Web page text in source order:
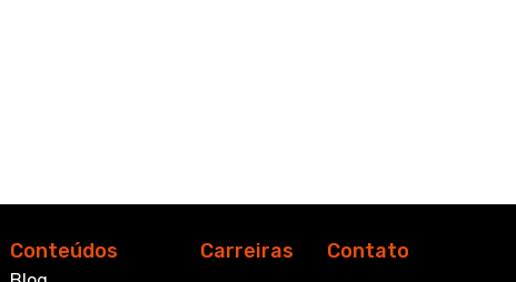
Conteúdos Carreiras Contato